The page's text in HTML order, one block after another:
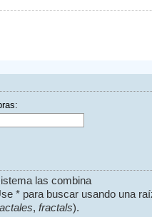
las combina
* para buscar usando una
, fractals).